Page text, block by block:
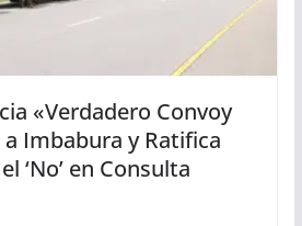
«Verdadero Convoy
Imbabura y Ratifica
‘No’ en Consulta